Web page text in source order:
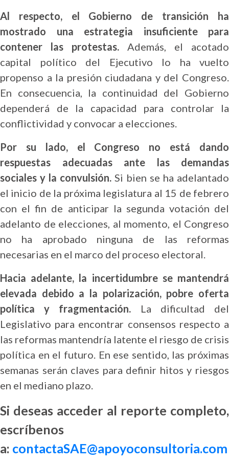
Al respecto, el Gobierno de transición ha
mostrado una estrategia insuficiente para
contener las protestas. Además, el acotado
capital político del Ejecutivo lo ha vuelto
propenso a la presión ciudadana y del Congreso.
En consecuencia, la continuidad del Gobierno
dependerá de la capacidad para controlar la
conflictividad y convocar a elecciones.
Por su lado, el Congreso no está dando
respuestas adecuadas ante las demandas
sociales y la convulsión. Si bien se ha adelantado
el inicio de la próxima legislatura al 15 de febrero
con el fin de anticipar la segunda votación del
adelanto de elecciones, al momento, el Congreso
no ha aprobado ninguna de las reformas
necesarias en el marco del proceso electoral.
Hacia adelante, la incertidumbre se mantendrá
elevada debido a la polarización, pobre oferta
política y fragmentación. La dificultad del
Legislativo para encontrar consensos respecto a
las reformas mantendría latente el riesgo de crisis
política en el futuro. En ese sentido, las próximas
semanas serán claves para definir hitos y riesgos
en el mediano plazo.
Si deseas acceder al reporte completo,
escríbenos
a: contactaSAE@apoyoconsultoria.com